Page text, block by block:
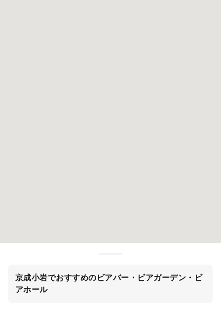
京成小岩でおすすめのビアバー・ビアガーデン・ビ
アホール